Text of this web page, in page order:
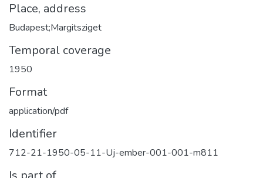
Place, address
Budapest;Margitsziget
Temporal coverage
1950
Format
application/pdf
Identifier
712-21-1950-05-11-Uj-ember-001-001-m811